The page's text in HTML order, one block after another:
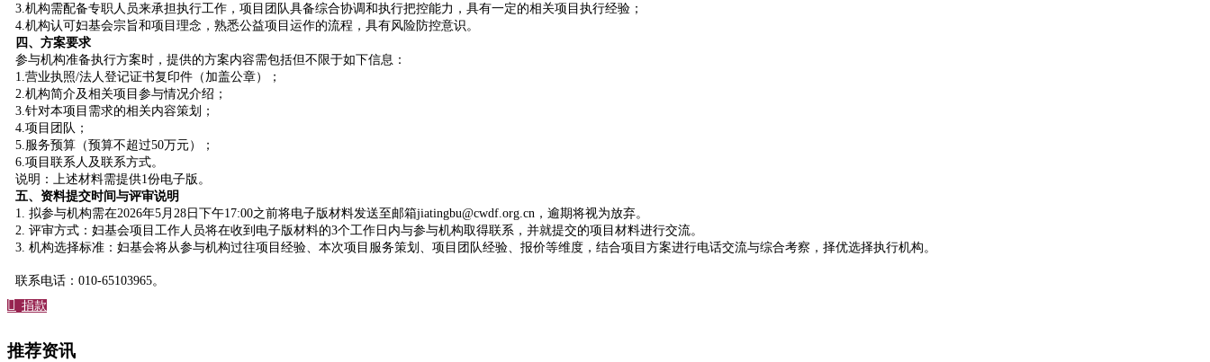
3.机构需配备专职人员来承担执行工作，项目团队具备综合协调和执行把控能力，具有一定的相关项目执行经验；
4.机构认可妇基会宗旨和项目理念，熟悉公益项目运作的流程，具有风险防控意识。
四、方案要求
参与机构准备执行方案时，提供的方案内容需包括但不限于如下信息：
1.营业执照/法人登记证书复印件（加盖公章）；
2.机构简介及相关项目参与情况介绍；
3.针对本项目需求的相关内容策划；
4.项目团队；
5.服务预算（预算不超过50万元）；
6.项目联系人及联系方式。
说明：上述材料需提供1份电子版。
五、资料提交时间与评审说明
1. 拟参与机构需在2026年5月28日下午17:00之前将电子版材料发送至邮箱jiatingbu@cwdf.org.cn，逾期将视为放弃。
2. 评审方式：妇基会项目工作人员将在收到电子版材料的3个工作日内与参与机构取得联系，并就提交的项目材料进行交流。
3. 机构选择标准：妇基会将从参与机构过往项目经验、本次项目服务策划、项目团队经验、报价等维度，结合项目方案进行电话交流与综合考察，择优选择执行机构。
联系电话：010-65103965。
 捐款
推荐资讯